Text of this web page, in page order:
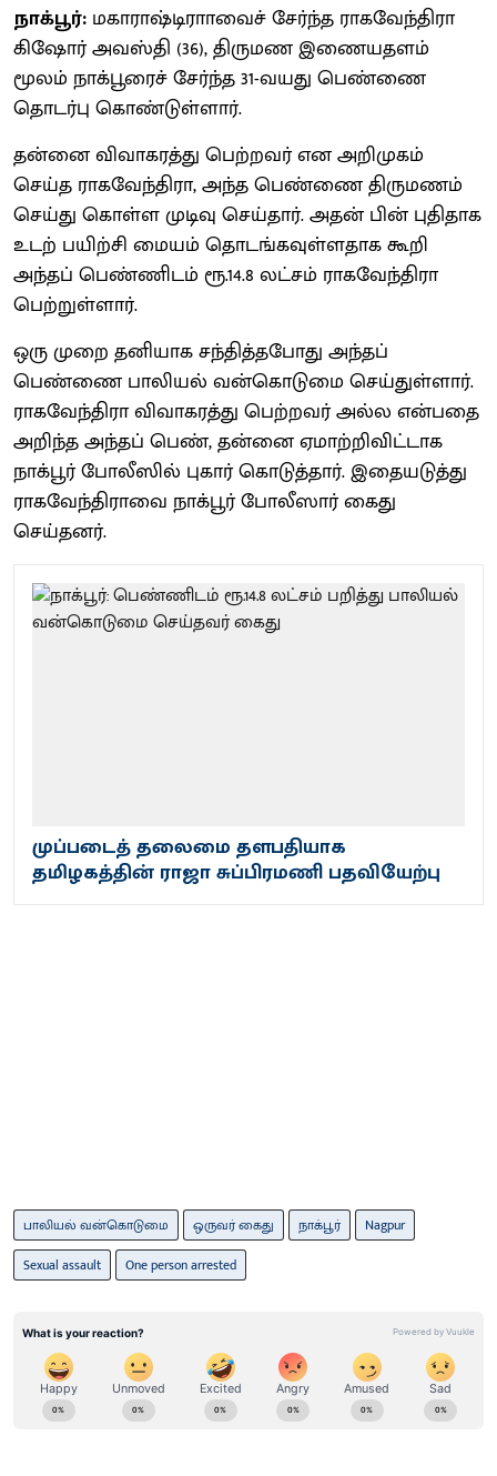
நாக்பூர்: மகாராஷ்டிராாவைச் சேர்ந்த ராகவேந்திரா
கிஷோர் அவஸ்தி (36), திருமண இணையதளம்
மூலம் நாக்பூரைச் சேர்ந்த 31-வயது பெண்ணை
தொடர்பு கொண்டுள்ளார்.
தன்னை விவாகரத்து பெற்றவர் என அறிமுகம்
செய்த ராகவேந்திரா, அந்த பெண்ணை திருமணம்
செய்து கொள்ள முடிவு செய்தார். அதன் பின் புதிதாக
உடற் பயிற்சி மையம் தொடங்கவுள்ளதாக கூறி
அந்தப் பெண்ணிடம் ரூ.14.8 லட்சம் ராகவேந்திரா
பெற்றுள்ளார்.
ஒரு முறை தனியாக சந்தித்தபோது அந்தப்
பெண்ணை பாலியல் வன்கொடுமை செய்துள்ளார்.
ராகவேந்திரா விவாகரத்து பெற்றவர் அல்ல என்பதை
அறிந்த அந்தப் பெண், தன்னை ஏமாற்றிவிட்டாக
நாக்பூர் போலீஸில் புகார் கொடுத்தார். இதையடுத்து
ராகவேந்திராவை நாக்பூர் போலீஸார் கைது
செய்தனர்.
முப்படைத் தலைமை தளபதியாக
தமிழகத்தின் ராஜா சுப்பிரமணி பதவியேற்பு
பாலியல் வன்கொடுமை ஒருவர் கைது நாக்பூர்
Nagpur
Sexual assault
One person arrested